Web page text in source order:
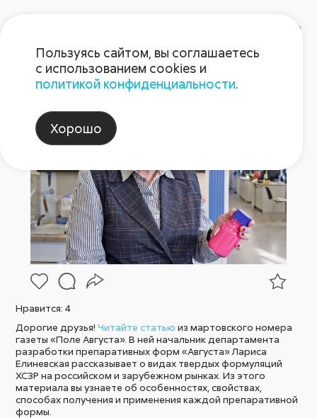
Пост 1.04.2025
Нравится:4
Дорогие друзья!Читайте статью из мартовского номера
газеты «Поле Августа». В ней начальник департамента
разработки препаративных форм «Августа» Лариса
Елиневская рассказывает о видах твердых формуляций
ХСЗР на российском и зарубежном рынках. Из этого
материала вы узнаете об особенностях, свойствах,
способах получения и применения каждой препаративной
формы.
Пользуясь сайтом, вы соглашаетесь
с использованием cookies и
политикой конфиденциальности.
Хорошо